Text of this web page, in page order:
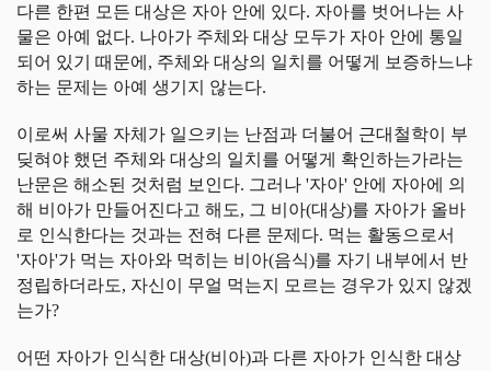
다른 한편 모든 대상은 자아 안에 있다. 자아를 벗어나는 사
물은 아예 없다. 나아가 주체와 대상 모두가 자아 안에 통일
되어 있기 때문에, 주체와 대상의 일치를 어떻게 보증하느냐
하는 문제는 아예 생기지 않는다.
이로써 사물 자체가 일으키는 난점과 더불어 근대철학이 부
딪혀야 했던 주체와 대상의 일치를 어떻게 확인하는가라는
난문은 해소된 것처럼 보인다. 그러나 '자아' 안에 자아에 의
해 비아가 만들어진다고 해도, 그 비아(대상)를 자아가 올바
로 인식한다는 것과는 전혀 다른 문제다. 먹는 활동으로서
'자아'가 먹는 자아와 먹히는 비아(음식)를 자기 내부에서 반
정립하더라도, 자신이 무얼 먹는지 모르는 경우가 있지 않겠
는가?
어떤 자아가 인식한 대상(비아)과 다른 자아가 인식한 대상